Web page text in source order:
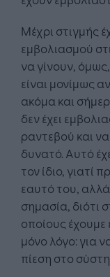
Μέχρι στιγμής
εμβολιασμού
να γίνουν,
είναι μονίμως
ακόμα και
δεν έχει
ραντεβού και
δυνατό. Αυτό
τον ίδιο, γιατί
εαυτό του, αλλά
σημασία, διότι
οποίους έχουμε
μόνο λόγο: για
πίεση στο